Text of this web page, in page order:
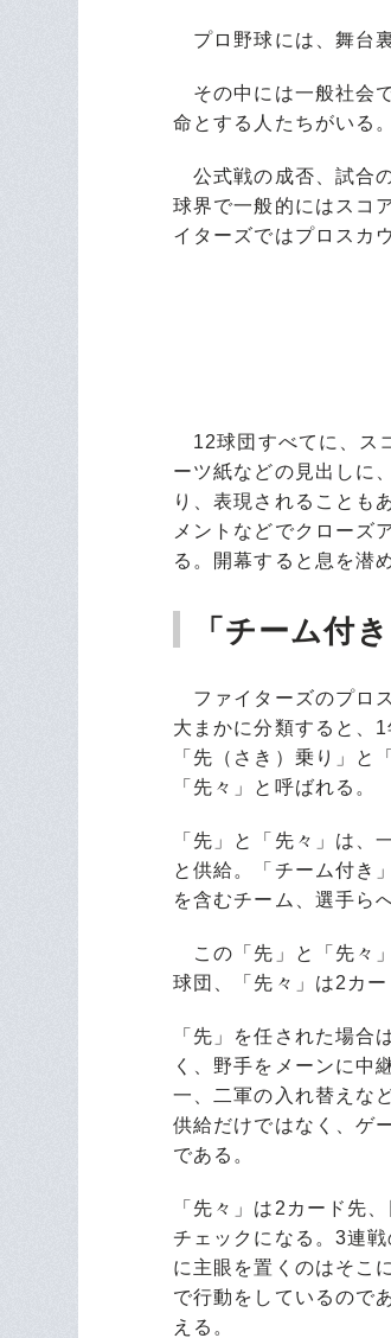
プロ野球には、舞台
その中には一般社会
命とする人たちがいる
公式戦の成否、試合
球界で一般的にはスコ
イターズではプロスカ
12球団すべてに、ス
ーツ紙などの見出しに
り、表現されることも
メントなどでクローズ
る。開幕すると息を潜
「チーム付
ファイターズのプロ
大まかに分類すると、
「先（さき）乗り」と
「先々」と呼ばれる。
「先」と「先々」は、
と供給。「チーム付き
を含むチーム、選手ら
この「先」と「先々
球団、「先々」は2カ
「先」を任された場合
く、野手をメーンに中
一、二軍の入れ替えな
供給だけではなく、ゲ
である。
「先々」は2カード先
チェックになる。3連
に主眼を置くのはそこ
で行動をしているので
える。